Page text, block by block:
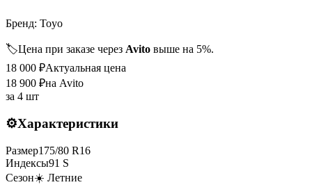
Бренд: Toyo
🏷️Цена при заказе через Avito выше на 5%.
18 000 ₽Актуальная цена
18 900 ₽на Avito
за 4 шт
⚙️Характеристики
Размер175/80 R16
Индексы91 S
Сезон☀️ Летние